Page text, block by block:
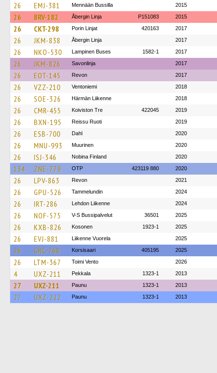
26 EMJ-381 Mennään Bussilla 2015
26 BRV-182 Åbergin Linja P151083 2015
26 CKT-298 Porin Linjat 420163 2017
26 JKM-838 Åbergin Linja 2017
26 NKO-530 Lampinen Buses 1582-1 2017
26 JKM-826 Savonlinja 2017
26 EOT-145 Revon 2017
26 VZZ-210 Ventoniemi 2018
26 SOE-326 Härmän Liikenne 2018
26 CMR-455 Koiviston Tre 422045 2019
26 BXN-195 Reissu Ruoti 2019
26 ESB-700 Dahl 2020
26 MNU-993 Muurinen 2020
26 ISJ-346 Nobina Finland 2020
134 ZNE-779 OTP 423119 880 2020
26 LPV-863 Revon 2021
26 GPU-526 Tammelundin 2024
26 IRT-286 Lehdon Liikenne 2024
26 NOF-575 V-S Bussipalvelut 36501 2025
26 KXB-826 Kosonen 1923-1 2025
26 EVJ-881 Liikenne Vuorela 2025
26 GRC-768 Korsisaari 405195 2025
26 LTM-367 Toimi Vento 2026
4 UXZ-211 Pekkala 1323-1 2013
27 UXZ-211 Paunu 1323-1 2013
27 UXZ-222 Paunu 1323-1 2013